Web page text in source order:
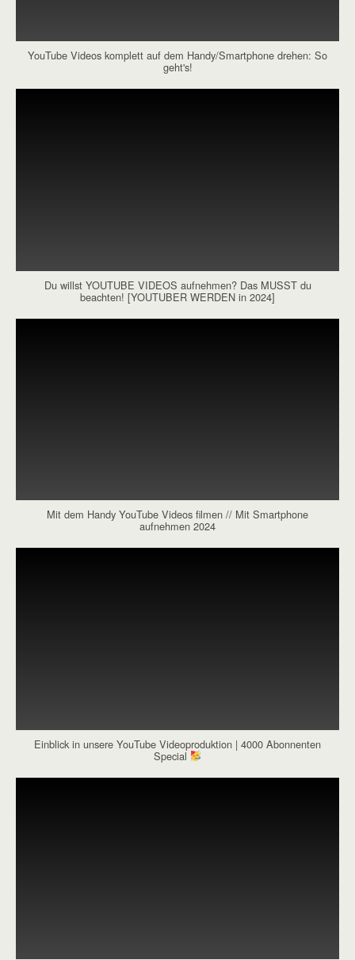
YouTube Videos komplett auf dem Handy/Smartphone drehen: So
geht's!
Du willst YOUTUBE VIDEOS aufnehmen? Das MUSST du
beachten! [YOUTUBER WERDEN in 2024]
Mit dem Handy YouTube Videos filmen // Mit Smartphone
aufnehmen 2024
Einblick in unsere YouTube Videoproduktion | 4000 Abonnenten
Special